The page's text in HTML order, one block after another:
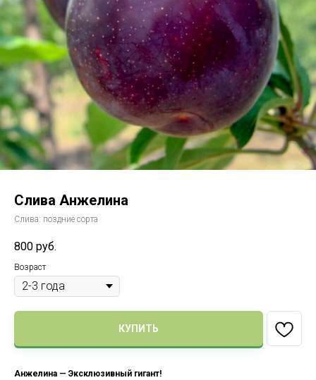
Слива Анжелина
Слива: поздние сорта
800 руб.
Возраст
КУПИТЬ
Анжелина — Эксклюзивный гигант!